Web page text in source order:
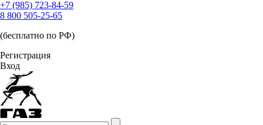
+7 (985) 723-84-59
8 800 505-25-65
(бесплатно по РФ)
Регистрация
Вход